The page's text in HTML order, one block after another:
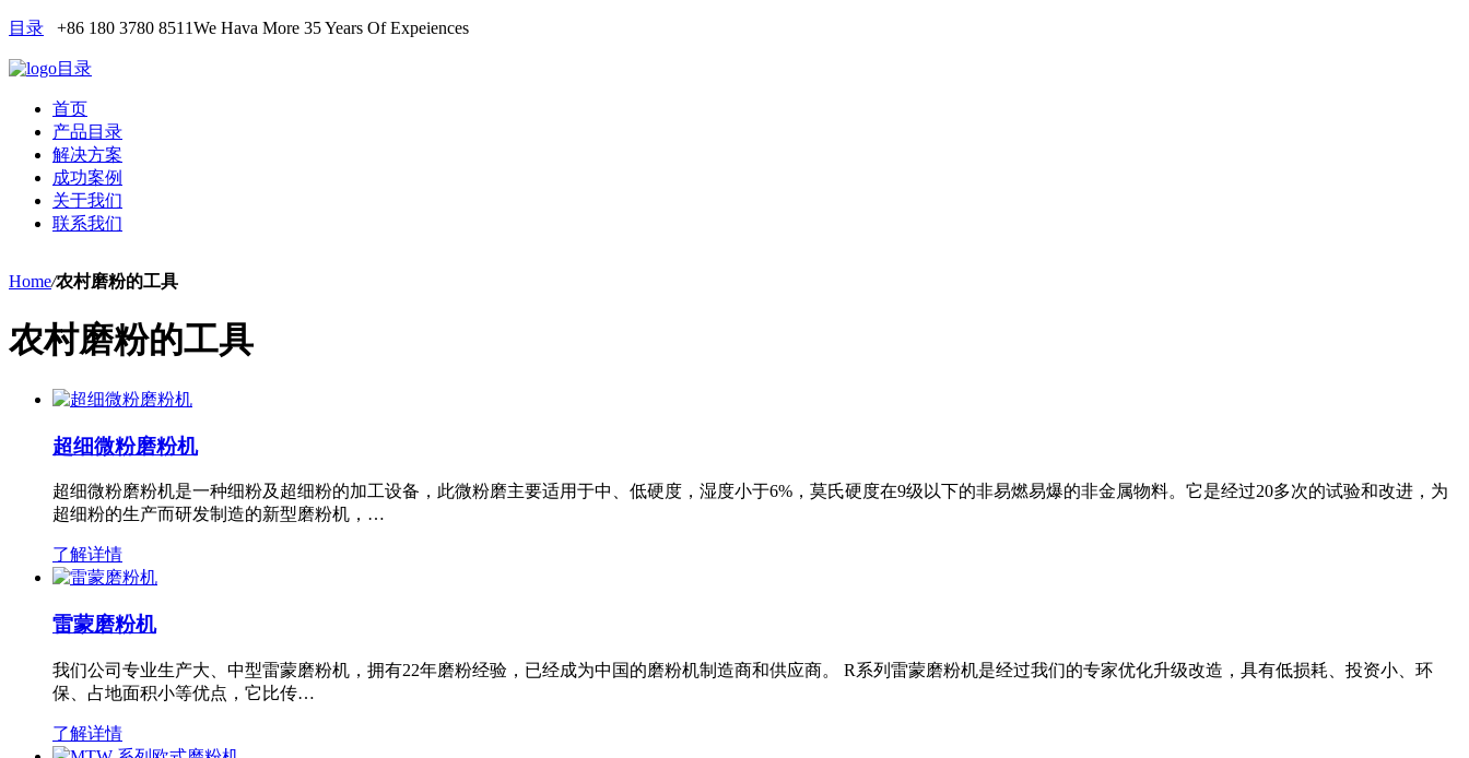
目录 +86 180 3780 8511We Hava More 35 Years Of Expeiences
目录
首页
产品目录
解决方案
成功案例
关于我们
联系我们
Home/农村磨粉的工具
农村磨粉的工具
超细微粉磨粉机
超细微粉磨粉机是一种细粉及超细粉的加工设备，此微粉磨主要适用于中、低硬度，湿度小于6%，莫氏硬度在9级以下的非易燃易爆的非金属物料。它是经过20多次的试验和改进，为
超细粉的生产而研发制造的新型磨粉机，…
了解详情
雷蒙磨粉机
我们公司专业生产大、中型雷蒙磨粉机，拥有22年磨粉经验，已经成为中国的磨粉机制造商和供应商。 R系列雷蒙磨粉机是经过我们的专家优化升级改造，具有低损耗、投资小、环
保、占地面积小等优点，它比传…
了解详情